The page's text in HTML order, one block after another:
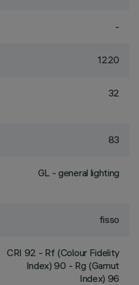
-
1220
32
83
GL - general lighting
fisso
CRI 92 - Rf (Colour Fidelity
Index) 90 - Rg (Gamut
Index) 96